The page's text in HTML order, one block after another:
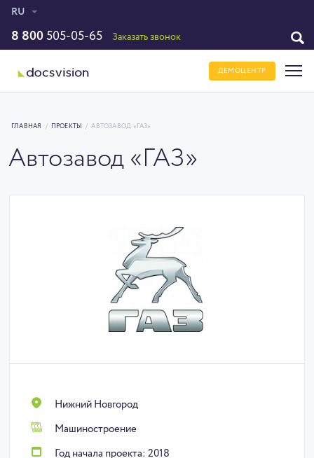
RU
8 800 505-05-65 Заказать звонок
ДЕМОЦЕНТР
ГЛАВНАЯ / ПРОЕКТЫ / АВТОЗАВОД «ГАЗ»
Автозавод «ГАЗ»
Нижний Новгород
Машиностроение
Год начала проекта: 2018